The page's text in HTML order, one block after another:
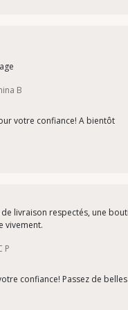
B
votre confiance! A bientôt
livraison respectés, une
vivement.
P
confiance! Passez de